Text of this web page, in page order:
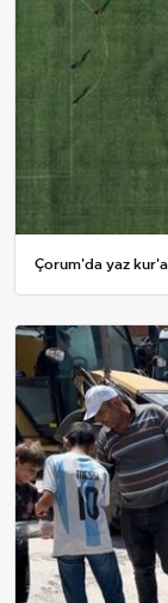
Çorum'da yaz